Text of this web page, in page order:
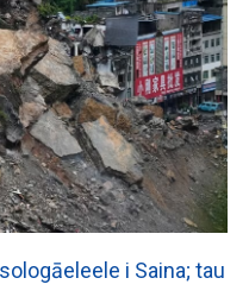
i Saina; tau